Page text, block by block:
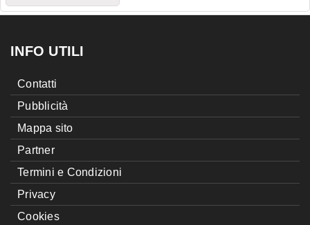
INFO UTILI
Contatti
Pubblicità
Mappa sito
Partner
Termini e Condizioni
Privacy
Cookies